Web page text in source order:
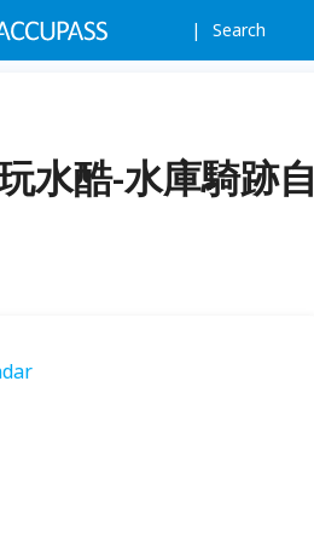
Search
水酷-水庫騎跡自